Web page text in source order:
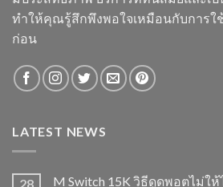
ทำให้คุณรู้สึกพึงพอใจเหมือนกับการใ
ก่อน
LATEST NEWS
28
M Switch 15K วิธีดูดพอตไม่ใ